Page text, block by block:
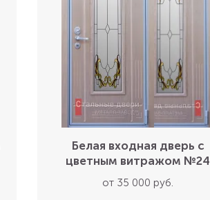
Белая входная дверь с
цветным витражом №24
от 35 000 руб.